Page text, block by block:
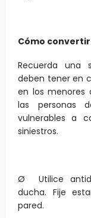
Cómo
Recuerda una
deben tener en
en los menores
las personas
vulnerables a
siniestros.
Ø Utilice
ducha. Fije
pared.